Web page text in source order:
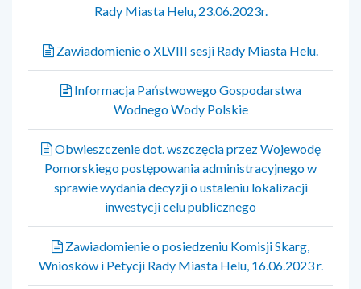
Rady Miasta Helu, 23.06.2023r.
Zawiadomienie o XLVIII sesji Rady Miasta Helu.
Informacja Państwowego Gospodarstwa
Wodnego Wody Polskie
Obwieszczenie dot. wszczęcia przez Wojewodę
Pomorskiego postępowania administracyjnego w
sprawie wydania decyzji o ustaleniu lokalizacji
inwestycji celu publicznego
Zawiadomienie o posiedzeniu Komisji Skarg,
Wniosków i Petycji Rady Miasta Helu, 16.06.2023 r.